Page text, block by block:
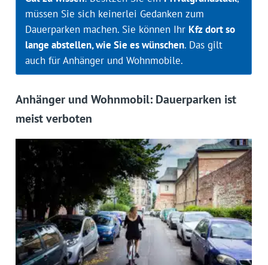
müssen Sie sich keinerlei Gedanken zum
Dauerparken machen. Sie können Ihr Kfz dort so
lange abstellen, wie Sie es wünschen. Das gilt
auch für Anhänger und Wohnmobile.
Anhänger und Wohnmobil: Dauerparken ist
meist verboten